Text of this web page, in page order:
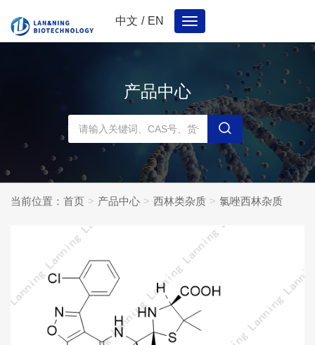
中文 / EN
Toggle
navigation
产品中心
当前位置： 首页 产品中心 西林类杂质 氯唑西林杂质